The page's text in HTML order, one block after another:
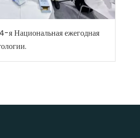
я Национальная ежегодная